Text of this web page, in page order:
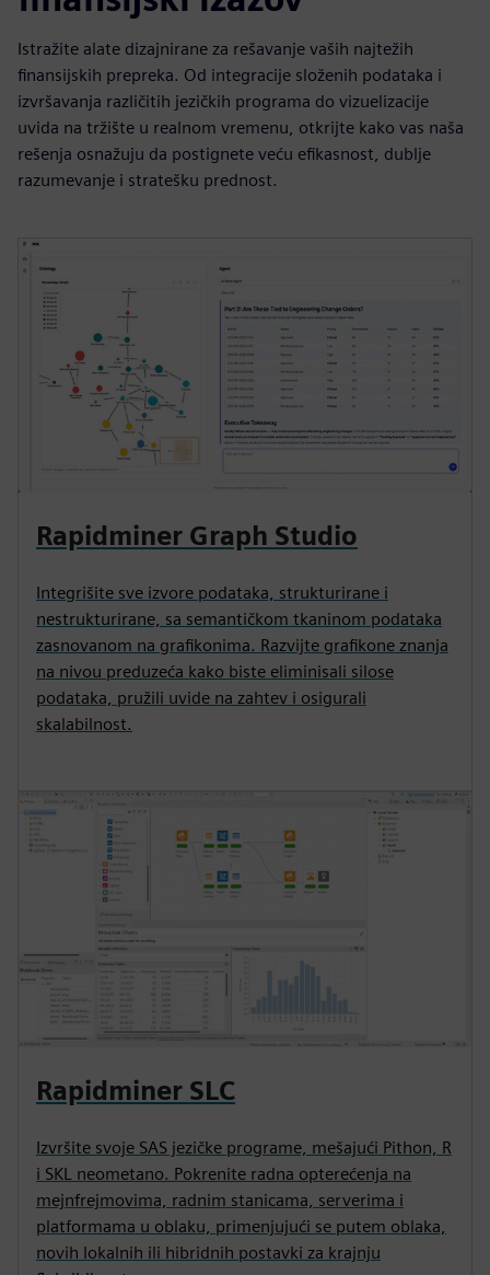
Istražite alate dizajnirane za rešavanje vaših najtežih
finansijskih prepreka. Od integracije složenih podataka i
izvršavanja različitih jezičkih programa do vizuelizacije
uvida na tržište u realnom vremenu, otkrijte kako vas naša
rešenja osnažuju da postignete veću efikasnost, dublje
razumevanje i stratešku prednost.
Rapidminer Graph Studio
Integrišite sve izvore podataka, strukturirane i
nestrukturirane, sa semantičkom tkaninom podataka
zasnovanom na grafikonima. Razvijte grafikone znanja
na nivou preduzeća kako biste eliminisali silose
podataka, pružili uvide na zahtev i osigurali
skalabilnost.
Rapidminer SLC
Izvršite svoje SAS jezičke programe, mešajući Pithon, R
i SKL neometano. Pokrenite radna opterećenja na
mejnfrejmovima, radnim stanicama, serverima i
platformama u oblaku, primenjujući se putem oblaka,
novih lokalnih ili hibridnih postavki za krajnju